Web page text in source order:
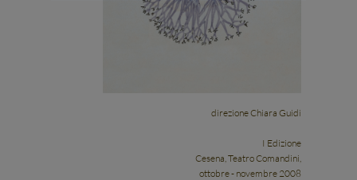
direzione Chiara Guidi
I Edizione
Cesena, Teatro Comandini,
ottobre - novembre 2008